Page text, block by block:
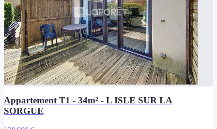
Appartement T1 - 34m² - L ISLE SUR LA
SORGUE